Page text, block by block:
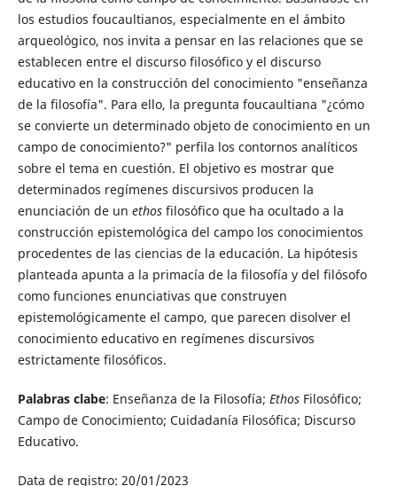
los estudios foucaultianos, especialmente en el ámbito
arqueológico, nos invita a pensar en las relaciones que se
establecen entre el discurso filosófico y el discurso
educativo en la construcción del conocimiento "enseñanza
de la filosofía". Para ello, la pregunta foucaultiana "¿cómo
se convierte un determinado objeto de conocimiento en un
campo de conocimiento?" perfila los contornos analíticos
sobre el tema en cuestión. El objetivo es mostrar que
determinados regímenes discursivos producen la
enunciación de un ethosfilosófico que ha ocultado a la
construcción epistemológica del campo los conocimientos
procedentes de las ciencias de la educación. La hipótesis
planteada apunta a la primacía de la filosofía y del filósofo
como funciones enunciativas que construyen
epistemológicamente el campo, que parecen disolver el
conocimiento educativo en regímenes discursivos
estrictamente filosóficos.
Palabras clabe: Enseñanza de la Filosofía; EthosFilosófico;
Campo de Conocimiento; Cuidadanía Filosófica; Discurso
Educativo.
Data de registro: 20/01/2023